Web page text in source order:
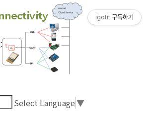
Select Language▼
igotit 구독하기